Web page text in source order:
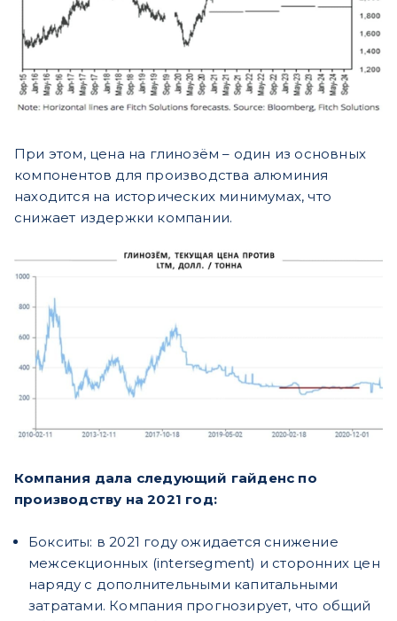
При этом, цена на глинозём – один из основных
компонентов для производства алюминия
находится на исторических минимумах, что
снижает издержки компании.
Компания дала следующий гайденс по
производству на 2021 год:
Бокситы: в 2021 году ожидается снижение
межсекционных (intersegment) и сторонних цен
наряду с дополнительными капитальными
затратами. Компания прогнозирует, что общий